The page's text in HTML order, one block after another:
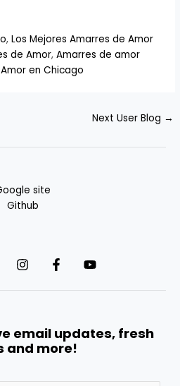
,Los Mejores Amarres de Amor
de Amor,Amarres de amor
en Chicago
Next User Blog →
site
Github
email updates, fresh
and more!